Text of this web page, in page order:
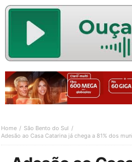
Home
São Bento do Sul
Adesão ao Casa Catarina já chega a 81% dos